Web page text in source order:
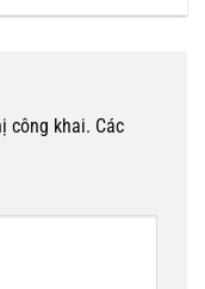
công khai. Các